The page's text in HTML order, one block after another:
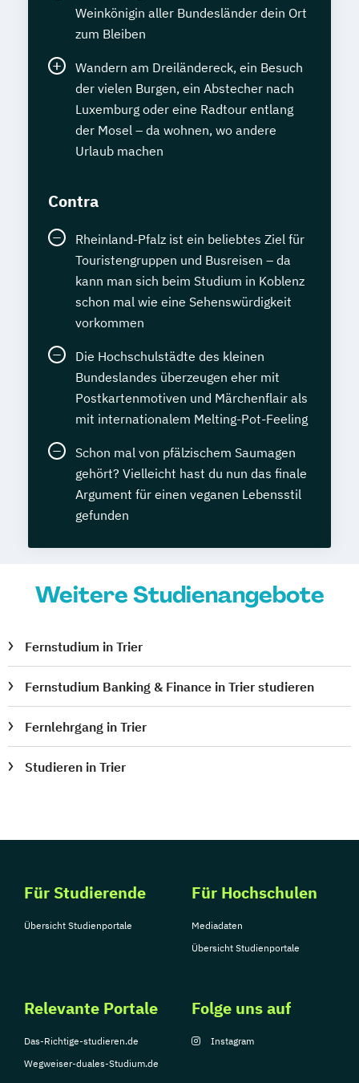
Weinkönigin aller Bundesländer dein Ort
zum Bleiben
Wandern am Dreiländereck, ein Besuch
der vielen Burgen, ein Abstecher nach
Luxemburg oder eine Radtour entlang
der Mosel – da wohnen, wo andere
Urlaub machen
Contra
Rheinland-Pfalz ist ein beliebtes Ziel für
Touristengruppen und Busreisen – da
kann man sich beim Studium in Koblenz
schon mal wie eine Sehenswürdigkeit
vorkommen
Die Hochschulstädte des kleinen
Bundeslandes überzeugen eher mit
Postkartenmotiven und Märchenflair als
mit internationalem Melting-Pot-Feeling
Schon mal von pfälzischem Saumagen
gehört? Vielleicht hast du nun das finale
Argument für einen veganen Lebensstil
gefunden
Weitere Studienangebote
Fernstudium in Trier
Fernstudium Banking & Finance in Trier studieren
Fernlehrgang in Trier
Studieren in Trier
Für Studierende
Übersicht Studienportale
Für Hochschulen
Mediadaten
Übersicht Studienportale
Relevante Portale
Das-Richtige-studieren.de
Wegweiser-duales-Studium.de
Folge uns auf
Instagram